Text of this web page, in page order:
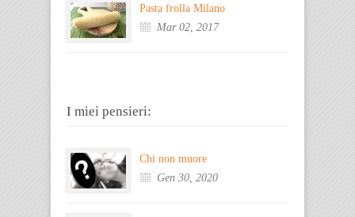
Pasta frolla Milano
Mar 02, 2017
I miei pensieri:
Chi non muore
Gen 30, 2020